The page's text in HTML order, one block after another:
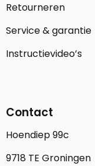
Retourneren
Service & garantie
Instructievideo’s
Contact
Hoendiep 99c
9718 TE Groningen